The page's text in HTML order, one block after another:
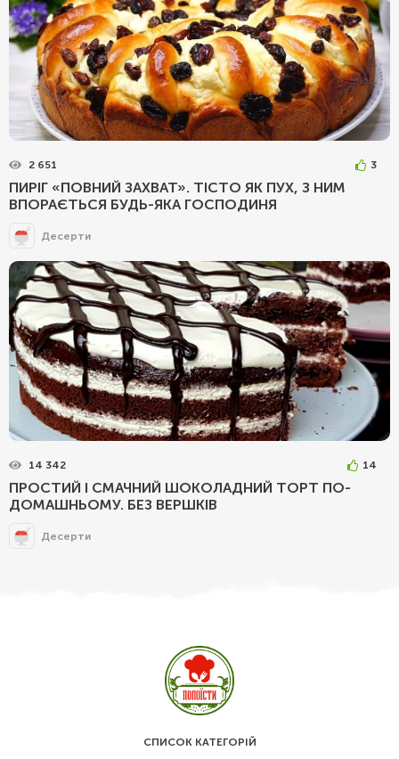
2 651 3
ПИРІГ «ПОВНИЙ ЗАХВАТ». ТІСТО ЯК ПУХ, З НИМ
ВПОРАЄТЬСЯ БУДЬ-ЯКА ГОСПОДИНЯ
Десерти
14 342 14
ПРОСТИЙ І СМАЧНИЙ ШОКОЛАДНИЙ ТОРТ ПО-
ДОМАШНЬОМУ. БЕЗ ВЕРШКІВ
Десерти
СПИСОК КАТЕГОРІЙ